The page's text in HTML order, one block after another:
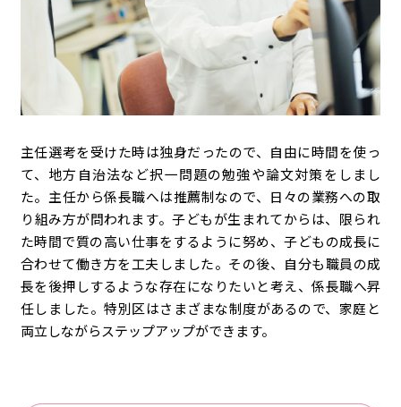
主任選考を受けた時は独身だったので、自由に時間を使っ
て、地方自治法など択一問題の勉強や論文対策をしまし
た。主任から係長職へは推薦制なので、日々の業務への取
り組み方が問われます。子どもが生まれてからは、限られ
た時間で質の高い仕事をするように努め、子どもの成長に
合わせて働き方を工夫しました。その後、自分も職員の成
長を後押しするような存在になりたいと考え、係長職へ昇
任しました。特別区はさまざまな制度があるので、家庭と
両立しながらステップアップができます。